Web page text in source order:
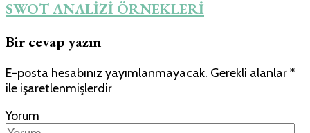
SWOT ANALİZİ ÖRNEKLERİ
Bir cevap yazın
E-posta hesabınız yayımlanmayacak. Gerekli alanlar*
ile işaretlenmişlerdir
Yorum